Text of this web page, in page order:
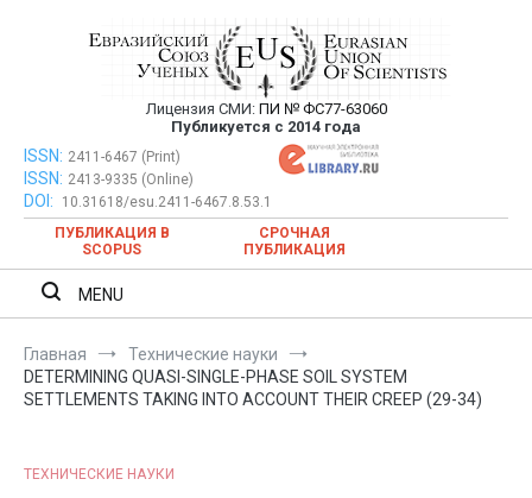
Евразийский Союз Ученых —
публикация научных статей в
ежемесячном научном журнале
Лицензия СМИ: ПИ № ФС77-63060
Публикуется с 2014 года
Евразийский Союз Ученых — публикация научных статей в
ежемесячном научном журнале
ISSN: 2411-6467 (Print)
ISSN: 2413-9335 (Online)
DOI:
10.31618/esu.2411-6467.8.53.1
ПУБЛИКАЦИЯ В
SCOPUS
СРОЧНАЯ
ПУБЛИКАЦИЯ
MENU
Главная
Технические науки
DETERMINING QUASI-SINGLE-PHASE SOIL SYSTEM
SETTLEMENTS TAKING INTO ACCOUNT THEIR CREEP (29-34)
ТЕХНИЧЕСКИЕ НАУКИ